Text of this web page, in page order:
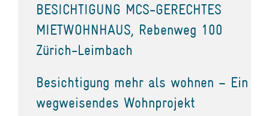
BESICHTIGUNG MCS-GERECHTES
MIETWOHNHAUS, Rebenweg 100
Zürich-Leimbach
Besichtigung mehr als wohnen – Ein
wegweisendes Wohnprojekt